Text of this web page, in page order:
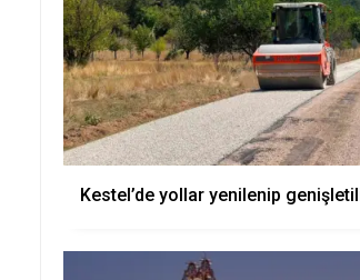
Kestel’de yollar yenilenip